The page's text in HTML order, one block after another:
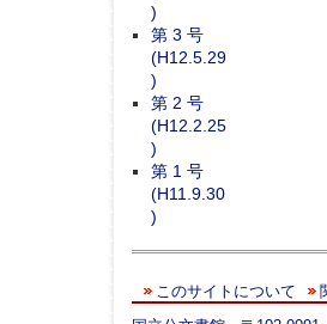
)
第 3 号
(H12.5.29
)
第 2 号
(H12.2.25
)
第 1 号
(H11.9.30
)
このサイトについて